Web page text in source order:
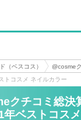
（ベスコス）
@cosme
トコスメ ネイルカラー
クチコミ総決
年ベストコスメ